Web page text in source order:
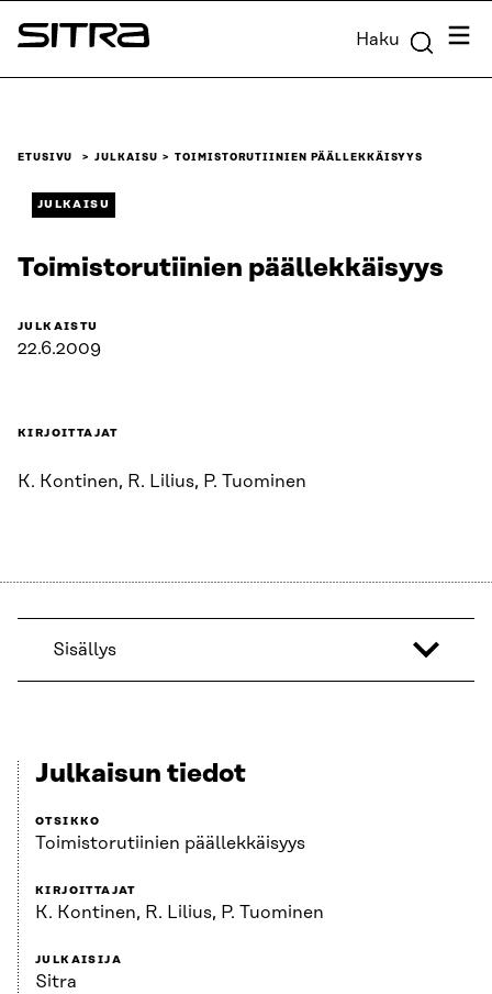
Siirry
suoraan
Sitra Haku
ETUSIVU JULKAISU TOIMISTORUTIINIEN PÄÄLLEKKÄISYYS
JULKAISU
Toimistorutiinien päällekkäisyys
JULKAISTU
22.6.2009
KIRJOITTAJAT
K. Kontinen, R. Lilius, P. Tuominen
Sisällys
Julkaisun tiedot
OTSIKKO
Toimistorutiinien päällekkäisyys
KIRJOITTAJAT
K. Kontinen, R. Lilius, P. Tuominen
JULKAISIJA
Sitra